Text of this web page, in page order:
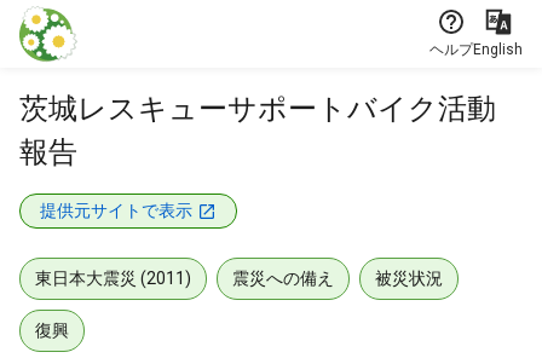
本文に飛ぶ
ヘルプEnglish
茨城レスキューサポートバイク活動
報告
提供元サイトで表示
東日本大震災 (2011) 震災への備え 被災状況
復興